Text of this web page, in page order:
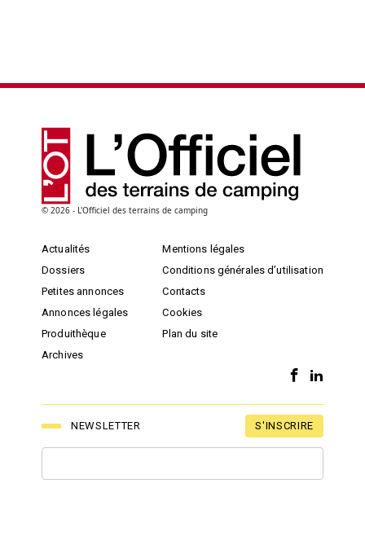
© 2026 - L'Officiel des terrains de camping
Actualités
Dossiers
Petites annonces
Annonces légales
Produithèque
Archives
Mentions légales
Conditions générales d’utilisation
Contacts
Cookies
Plan du site
NEWSLETTER S'INSCRIRE